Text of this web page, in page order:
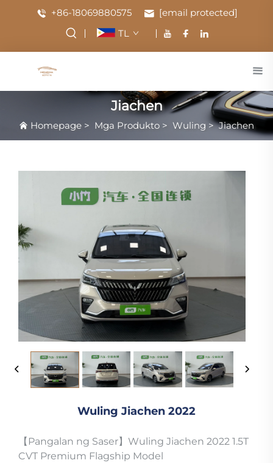
+86-18069880575
[email protected]
TL
Jiachen
Homepage > Mga Produkto > Wuling >Jiachen
Wuling Jiachen 2022
【Pangalan ng Saser】Wuling Jiachen 2022 1.5T
CVT Premium Flagship Model